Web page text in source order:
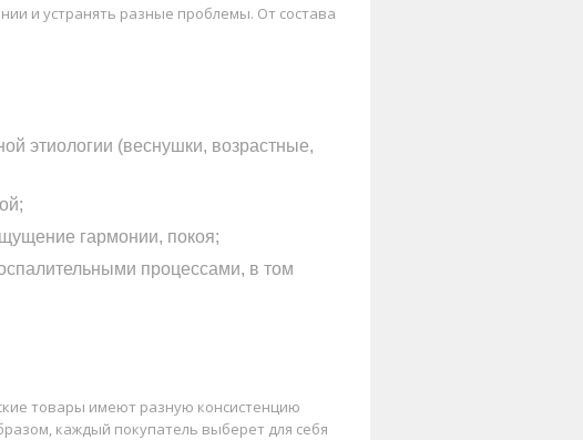
и устранять разные проблемы. От состава
этиологии (веснушки, возрастные,
гармонии, покоя;
процессами, в том
товары имеют разную консистенцию
каждый покупатель выберет для себя